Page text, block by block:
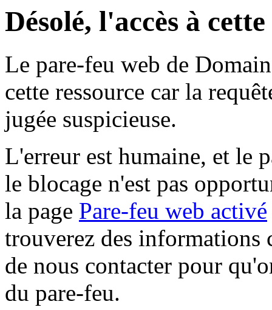
Désolé, l'accès à
Le pare-feu web de
cette ressource car la
jugée suspicieuse.
L'erreur est humaine, et le
le blocage n'est pas
la page Pare-feu web activé
trouverez des informations
de nous contacter pour
du pare-feu.